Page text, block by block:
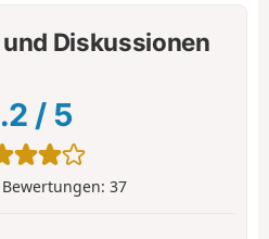
Diskussionen
/ 5
37